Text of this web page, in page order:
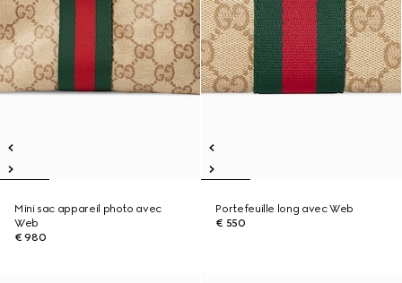
Mini sac appareil photo avec
Web
€ 980
Portefeuille long avec Web
€ 550